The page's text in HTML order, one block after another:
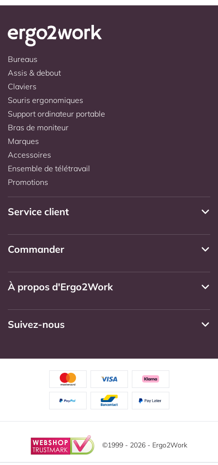
Bureaus
Assis & debout
Claviers
Souris ergonomiques
Support ordinateur portable
Bras de moniteur
Marques
Accessoires
Ensemble de télétravail
Promotions
Service client
Commander
À propos d'Ergo2Work
Suivez-nous
©1999 - 2026 - Ergo2Work